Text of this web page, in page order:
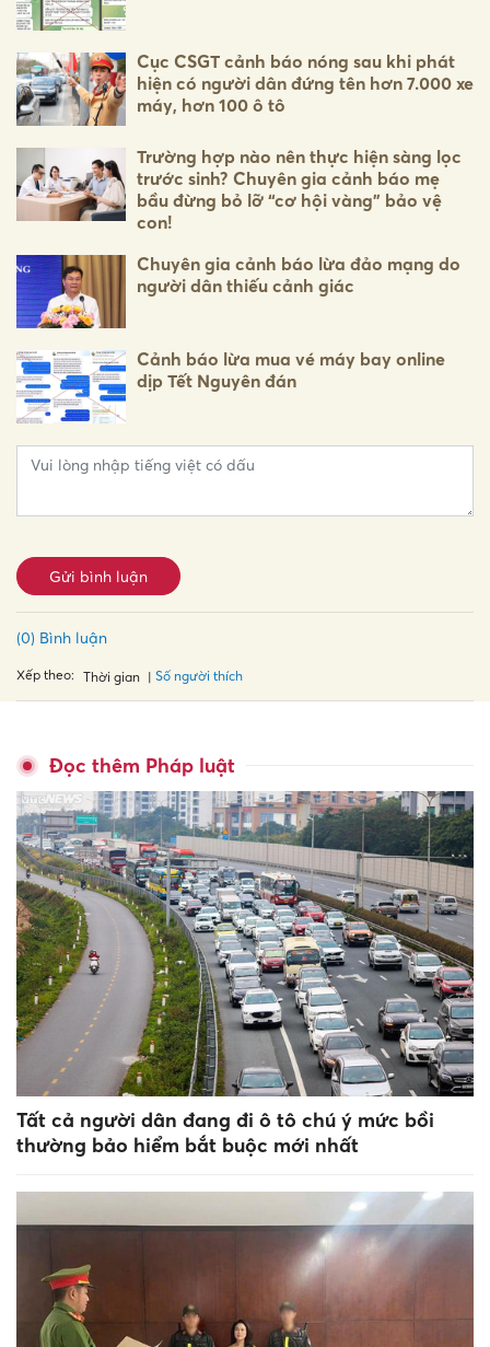
Cục CSGT cảnh báo nóng sau khi phát
hiện có người dân đứng tên hơn 7.000 xe
máy, hơn 100 ô tô
Trường hợp nào nên thực hiện sàng lọc
trước sinh? Chuyên gia cảnh báo mẹ
bầu đừng bỏ lỡ “cơ hội vàng” bảo vệ
con!
Chuyên gia cảnh báo lừa đảo mạng do
người dân thiếu cảnh giác
Cảnh báo lừa mua vé máy bay online
dịp Tết Nguyên đán
Gửi bình luận
(0) Bình luận
Xếp theo: Thời gian Số người thích
Đọc thêm Pháp luật
Tất cả người dân đang đi ô tô chú ý mức bồi
thường bảo hiểm bắt buộc mới nhất